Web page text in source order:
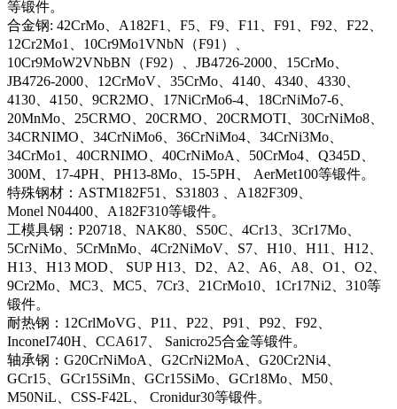
等锻件。
合金钢: 42CrMo、A182F1、F5、F9、F11、F91、F92、F22、
12Cr2Mo1、10Cr9Mo1VNbN（F91）、
10Cr9MoW2VNbBN（F92）、JB4726-2000、15CrMo、
JB4726-2000、12CrMoV、35CrMo、4140、4340、4330、
4130、4150、9CR2MO、17NiCrMo6-4、18CrNiMo7-6、
20MnMo、25CRMO、20CRMO、20CRMOTI、30CrNiMo8、
34CRNIMO、34CrNiMo6、36CrNiMo4、34CrNi3Mo、
34CrMo1、40CRNIMO、40CrNiMoA、50CrMo4、Q345D、
300M、17-4PH、PH13-8Mo、15-5PH、 AerMet100等锻件。
特殊钢材：ASTM182F51、S31803 、A182F309、
Monel N04400、A182F310等锻件。
工模具钢：P20718、NAK80、S50C、4Cr13、3Cr17Mo、
5CrNiMo、5CrMnMo、4Cr2NiMoV、S7、H10、H11、H12、
H13、H13 MOD、 SUP H13、D2、A2、A6、A8、O1、O2、
9Cr2Mo、MC3、MC5、7Cr3、21CrMo10、1Cr17Ni2、310等
锻件。
耐热钢：12CrlMoVG、P11、P22、P91、P92、F92、
InconeI740H、CCA617、 Sanicro25合金等锻件。
轴承钢：G20CrNiMoA、G2CrNi2MoA、G20Cr2Ni4、
GCr15、GCr15SiMn、GCr15SiMo、GCr18Mo、M50、
M50NiL、CSS-F42L、 Cronidur30等锻件。